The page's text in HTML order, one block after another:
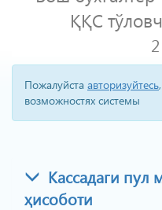
ҚҚС
Пожалуйста авторизуйтесь
возможностях системы
Кассадаги пул
ҳисоботи